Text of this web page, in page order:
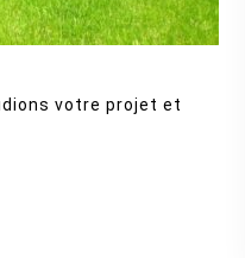
votre projet et